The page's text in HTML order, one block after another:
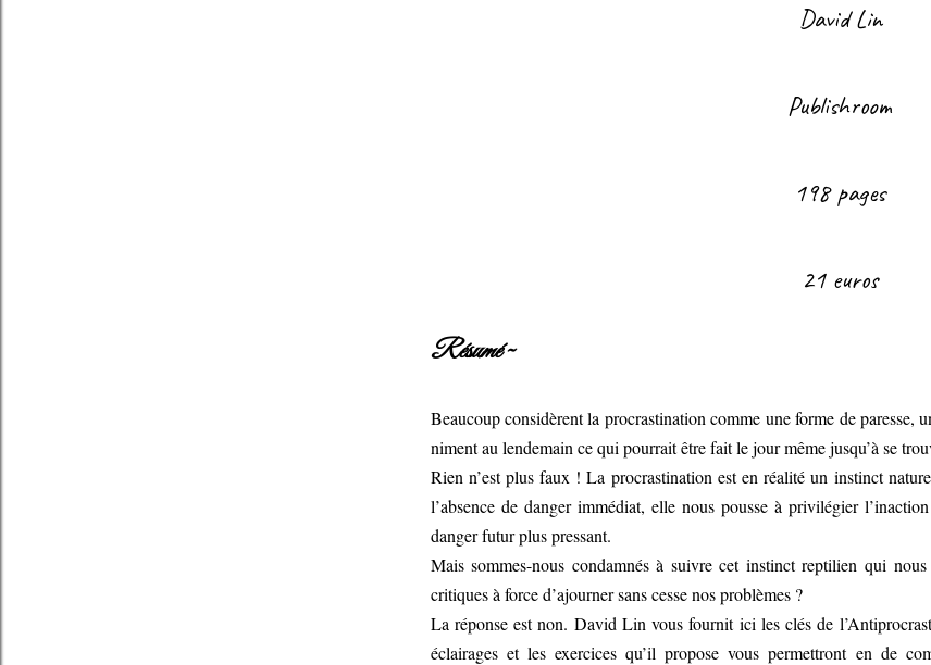
David Lin
Publishroom
198 pages
21 euros
Résumé ~
Beaucoup considèrent la procrastination comme une forme de paresse,
niment au lendemain ce qui pourrait être fait le jour même jusqu’à se
Rien n’est plus faux ! La procrastination est en réalité un instinct
l’absence de danger immédiat, elle nous pousse à privilégier
danger futur plus pressant.
Mais sommes-nous condamnés à suivre cet instinct reptilien qui
critiques à force d’ajourner sans cesse nos problèmes ?
La réponse est non. David Lin vous fournit ici les clés de
éclairages et les exercices qu’il propose vous permettront en de